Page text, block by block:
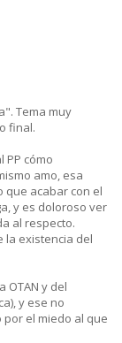
Tema muy
final.
PP cómo
amo, esa
que acabar con el
y es doloroso ver
al respecto.
la existencia del
OTAN y del
y ese no
el miedo al que